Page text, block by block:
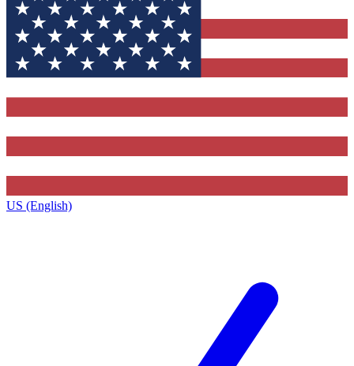
US (English)